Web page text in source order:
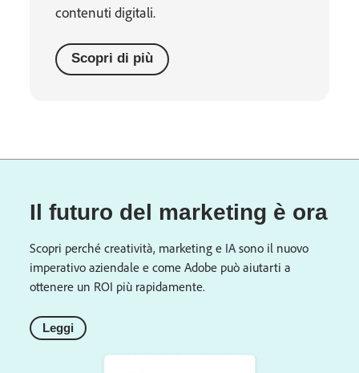
contenuti digitali.
Scopri di più
Il futuro del marketing è ora
Scopri perché creatività, marketing e IA sono il nuovo
imperativo aziendale e come Adobe può aiutarti a
ottenere un ROI più rapidamente.
Leggi